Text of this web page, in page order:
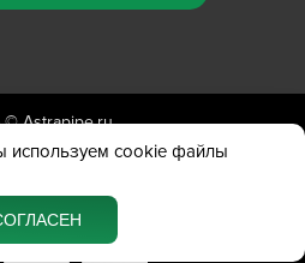
©Astrapipe.ru
версия сайта
сайте информация приведена
и не является публичной офертой
используем cookie файлы